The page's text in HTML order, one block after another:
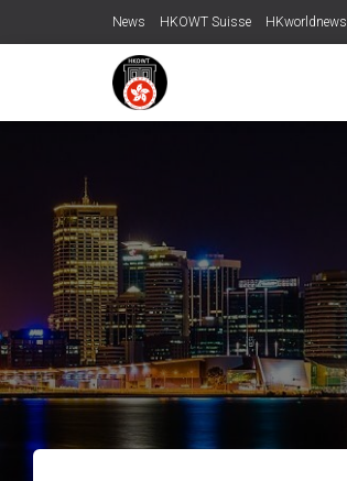
News HKOWT Suisse HKworldnews